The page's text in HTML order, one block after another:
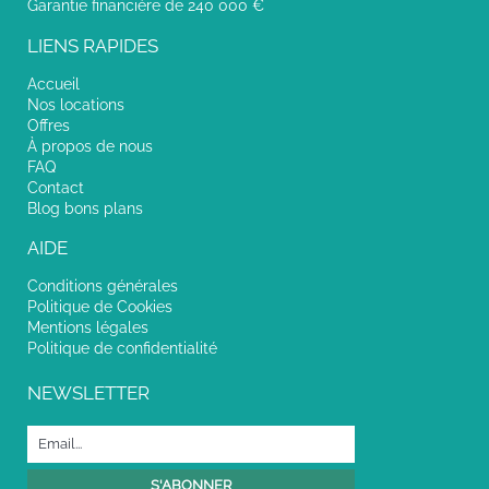
Garantie financière de 240 000 €
LIENS RAPIDES
Accueil
Nos locations
Offres
À propos de nous
FAQ
Contact
Blog bons plans
AIDE
Conditions générales
Politique de Cookies
Mentions légales
Politique de confidentialité
NEWSLETTER